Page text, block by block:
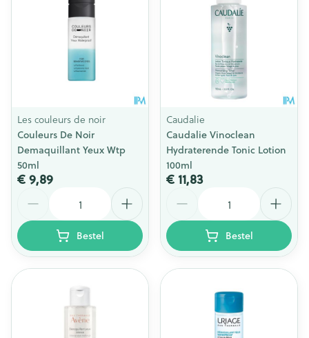
Les couleurs de noir
Couleurs De Noir
Demaquillant Yeux Wtp
50ml
€ 9,89
Bestel
Caudalie
Caudalie Vinoclean
Hydraterende Tonic Lotion
100ml
€ 11,83
Bestel